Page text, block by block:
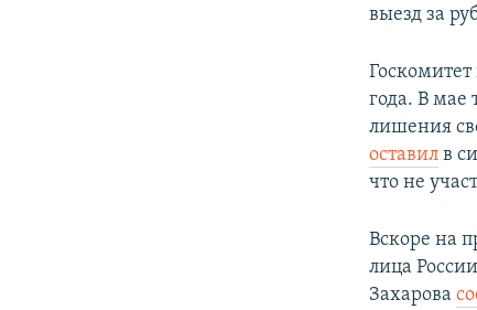
выезд за
года. В мае
лишения
оставил в
что не
Вскоре на
лица
Захарова